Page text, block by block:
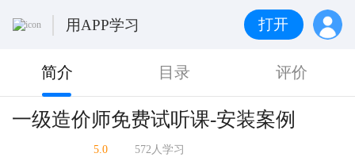
用APP学习 打开
简介 目录 评价
一级造价师免费试听课-安装案例
5.0 572人学习